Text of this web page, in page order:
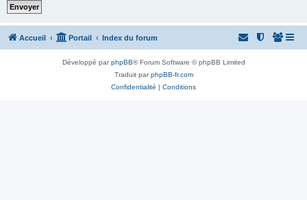
Accueil Portail Index du forum
Développé parphpBB® Forum Software © phpBB Limited
Traduit parphpBB-fr.com
Confidentialité | Conditions